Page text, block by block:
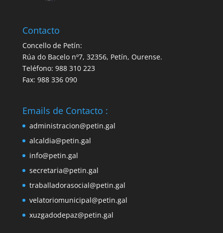
Contacto
Concello de Petín:
Rúa do Bacelo nº7, 32356, Petín, Ourense.
Teléfono: 988 310 223
Fax: 988 336 090
Emails de Contacto :
administracion@petin.gal
alcaldia@petin.gal
info@petin.gal
secretaria@petin.gal
traballadorasocial@petin.gal
velatoriomunicipal@petin.gal
xuzgadodepaz@petin.gal